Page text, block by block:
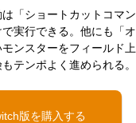
「ショートカットコマン
実行できる。他にも「オ
ンスターをフィールド上
テンポよく進められる。
版を購入する